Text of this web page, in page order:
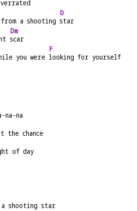
a shooting
D
star
Dm
scar
you were
F
looking for yourself
na-na
the chance
of day
shooting star